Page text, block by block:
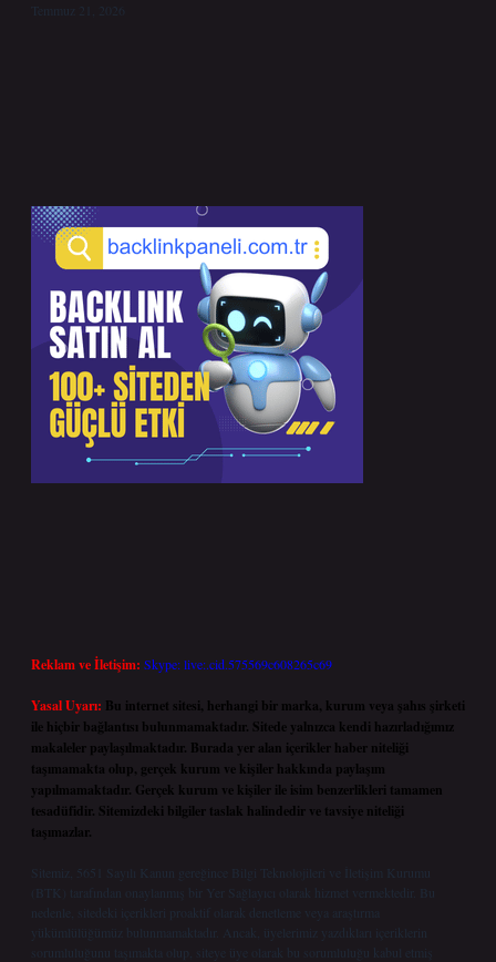
Temmuz 21, 2026
Reklam ve İletişim: Skype: live:.cid.575569c608265c69
Yasal Uyarı: Bu internet sitesi, herhangi bir marka, kurum veya şahıs şirketi
ile hiçbir bağlantısı bulunmamaktadır. Sitede yalnızca kendi hazırladığımız
makaleler paylaşılmaktadır. Burada yer alan içerikler haber niteliği
taşımamakta olup, gerçek kurum ve kişiler hakkında paylaşım
yapılmamaktadır. Gerçek kurum ve kişiler ile isim benzerlikleri tamamen
tesadüfidir. Sitemizdeki bilgiler taslak halindedir ve tavsiye niteliği
taşımazlar.
Sitemiz, 5651 Sayılı Kanun gereğince Bilgi Teknolojileri ve İletişim Kurumu
(BTK) tarafından onaylanmış bir Yer Sağlayıcı olarak hizmet vermektedir. Bu
nedenle, sitedeki içerikleri proaktif olarak denetleme veya araştırma
yükümlülüğümüz bulunmamaktadır. Ancak, üyelerimiz yazdıkları içeriklerin
sorumluluğunu taşımakta olup, siteye üye olarak bu sorumluluğu kabul etmiş